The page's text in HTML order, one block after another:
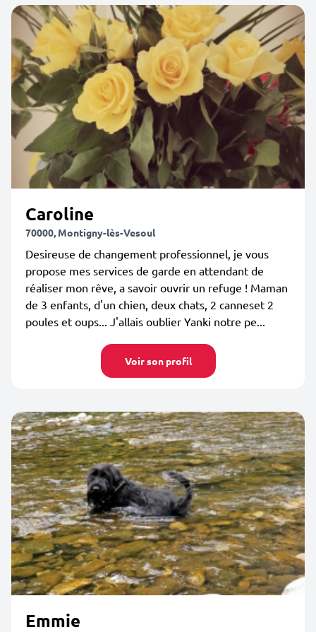
Caroline
70000, Montigny-lès-Vesoul
Desireuse de changement professionnel, je vous
propose mes services de garde en attendant de
réaliser mon rêve, a savoir ouvrir un refuge ! Maman
de 3 enfants, d'un chien, deux chats, 2 canneset 2
poules et oups... J'allais oublier Yanki notre pe...
Voir son profil
Emmie